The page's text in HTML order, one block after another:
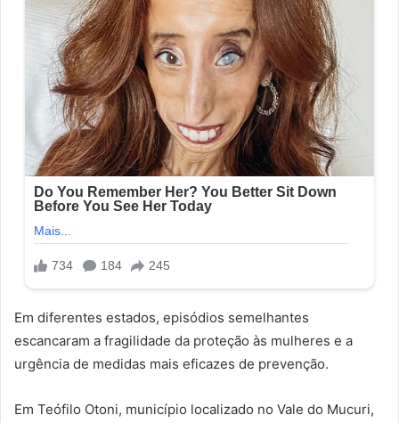
Em diferentes estados, episódios semelhantes
escancaram a fragilidade da proteção às mulheres e a
urgência de medidas mais eficazes de prevenção.
Em Teófilo Otoni, município localizado no Vale do Mucuri,